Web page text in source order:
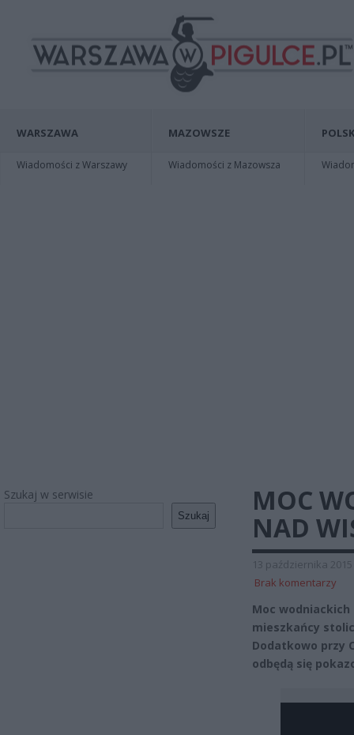
WARSZAWA
Wiadomości z Warszawy
MAZOWSZE
Wiadomości z Mazowsza
Szukaj w serwisie
Szukaj
MOC
NAD
13 października 2015
Brak komentarzy
Moc wodniackich
mieszkańcy
Dodatkowo przy
odbędą się